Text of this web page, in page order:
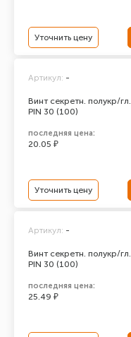
Уточнить цену
Винт секретн. полукр/
PIN 30 (100)
Артикул: -
последняя цена:
20.05 ₽
Уточнить цену
Винт секретн. полукр/
PIN 30 (100)
Артикул: -
последняя цена:
25.49 ₽